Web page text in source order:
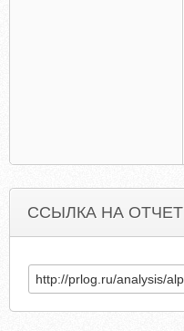
ССЫЛКА НА ОТЧЕТ